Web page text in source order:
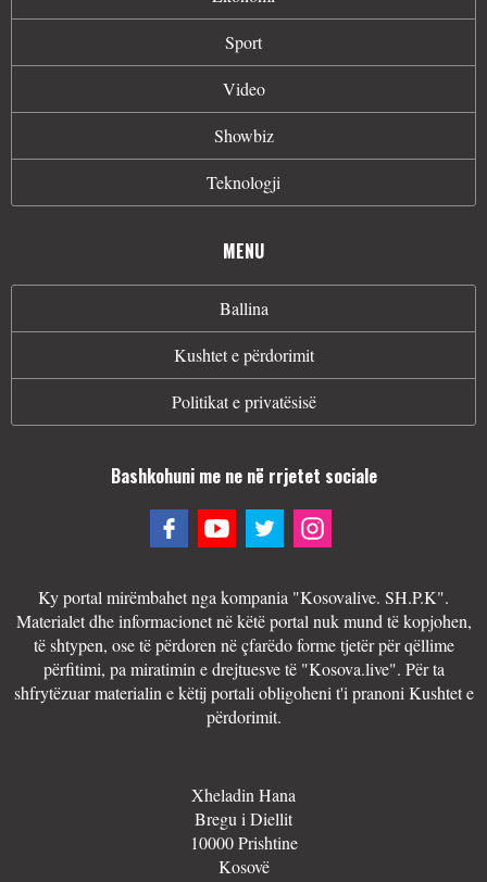
Sport
Video
Showbiz
Teknologji
MENU
Ballina
Kushtet e përdorimit
Politikat e privatësisë
Bashkohuni me ne në rrjetet sociale
Ky portal mirëmbahet nga kompania "Kosovalive. SH.P.K".
Materialet dhe informacionet në këtë portal nuk mund të kopjohen,
të shtypen, ose të përdoren në çfarëdo forme tjetër për qëllime
përfitimi, pa miratimin e drejtuesve të "Kosova.live". Për ta
shfrytëzuar materialin e këtij portali obligoheni t'i pranoni Kushtet e
përdorimit.
Xheladin Hana
Bregu i Diellit
10000 Prishtine
Kosovë